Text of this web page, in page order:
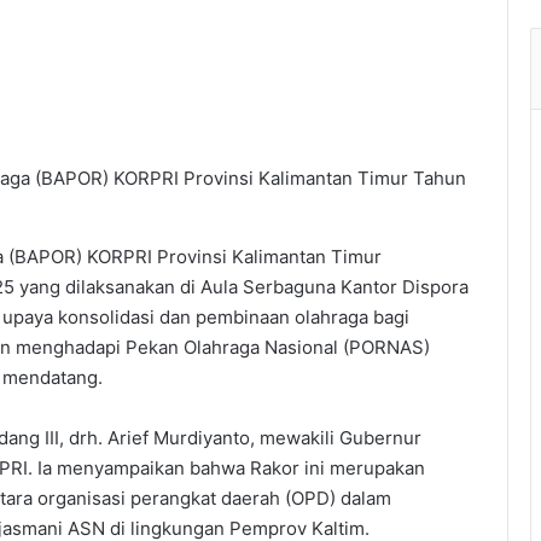
(BAPOR) KORPRI Provinsi Kalimantan Timur Tahun
KORPRI Provinsi Kalimantan Timur
yang dilaksanakan di Aula Serbaguna Kantor Dispora
konsolidasi dan pembinaan olahraga bagi
Pekan Olahraga Nasional (PORNAS)
III, drh. Arief Murdiyanto, mewakili Gubernur
Ia menyampaikan bahwa Rakor ini merupakan
organisasi perangkat daerah (OPD) dalam
ASN di lingkungan Pemprov Kaltim.